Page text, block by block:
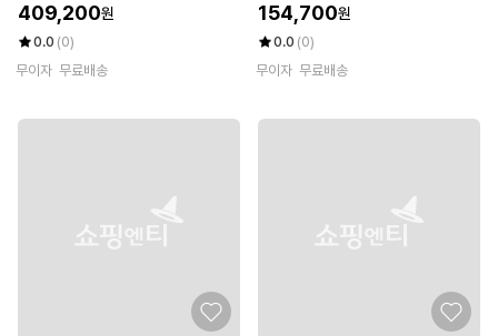
409,200원
0.0 (0)
무이자 무료배송
154,700원
0.0 (0)
무이자 무료배송